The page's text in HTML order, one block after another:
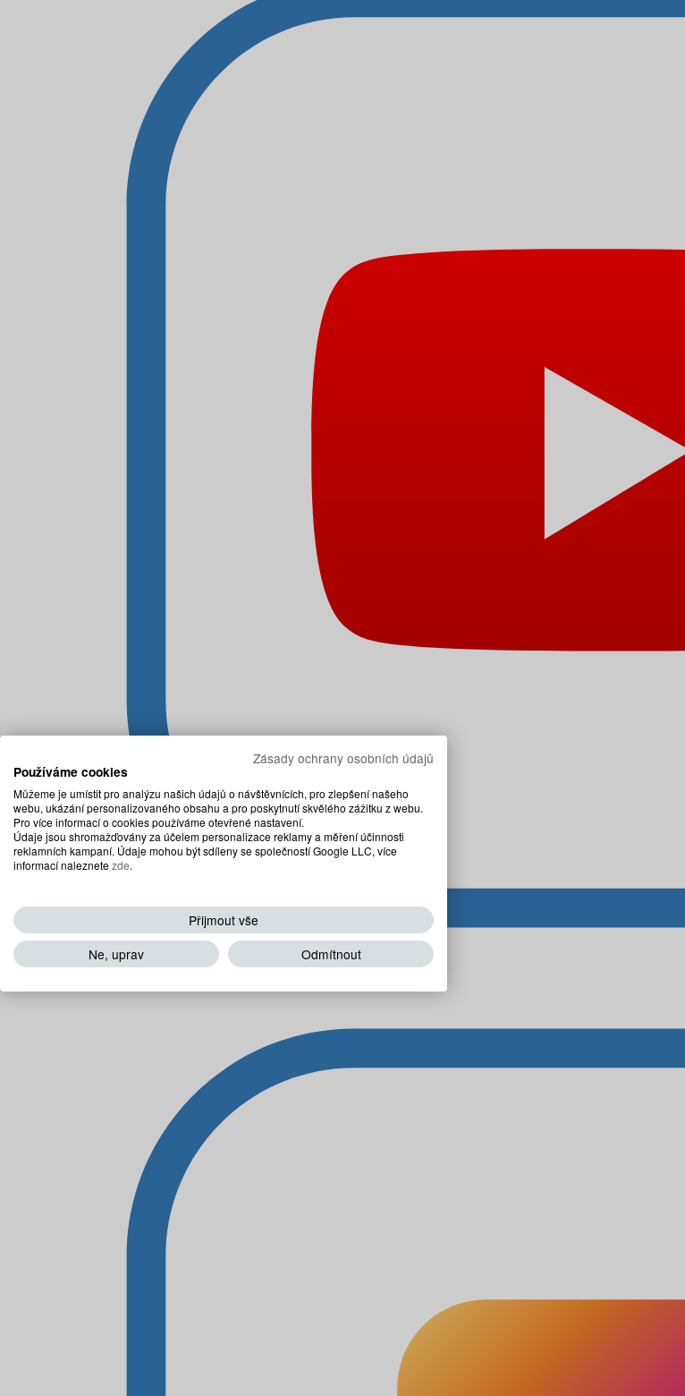
Zásady ochrany osobních údajů
Používáme cookies
Můžeme je umístit pro analýzu našich údajů o návštěvnících, pro zlepšení našeho
webu, ukázání personalizovaného obsahu a pro poskytnutí skvělého zážitku z webu.
Pro více informací o cookies používáme otevřené nastavení.
Údaje jsou shromažďovány za účelem personalizace reklamy a měření účinnosti
reklamních kampaní. Údaje mohou být sdíleny se společností Google LLC, více
informací naleznetezde.
Přijmout vše
Ne, uprav
Odmítnout